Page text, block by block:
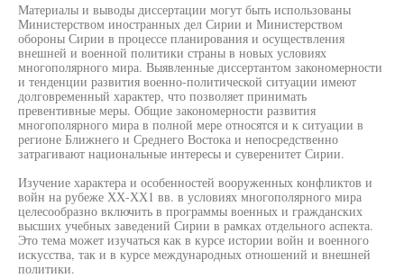
Материалы и выводы диссертации могут быть использованы
Министерством иностранных дел Сирии и Министерством
обороны Сирии в процессе планирования и осуществления
внешней и военной политики страны в новых условиях
многополярного мира. Выявленные диссертантом закономерности
и тенденции развития военно-политической ситуации имеют
долговременный характер, что позволяет принимать
превентивные меры. Общие закономерности развития
многополярного мира в полной мере относятся и к ситуации в
регионе Ближнего и Среднего Востока и непосредственно
затрагивают национальные интересы и суверенитет Сирии.
Изучение характера и особенностей вооруженных конфликтов и
войн на рубеже ХХ-ХХ1 вв. в условиях многополярного мира
целесообразно включить в программы военных и гражданских
высших учебных заведений Сирии в рамках отдельного аспекта.
Это тема может изучаться как в курсе истории войн и военного
искусства, так и в курсе международных отношений и внешней
политики.